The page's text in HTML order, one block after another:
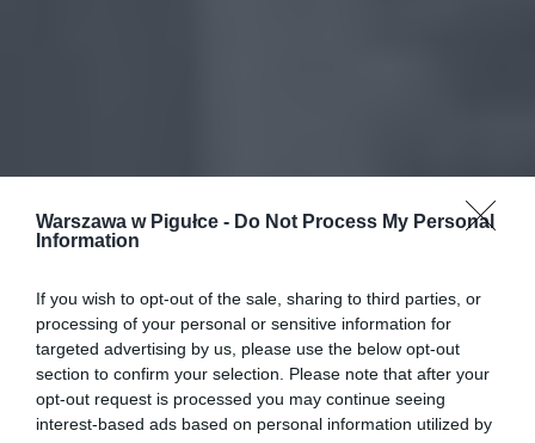
Warszawa w Pigułce - Do Not Process My Personal
Information
If you wish to opt-out of the sale, sharing to third parties, or
processing of your personal or sensitive information for
targeted advertising by us, please use the below opt-out
section to confirm your selection. Please note that after your
opt-out request is processed you may continue seeing
interest-based ads based on personal information utilized by